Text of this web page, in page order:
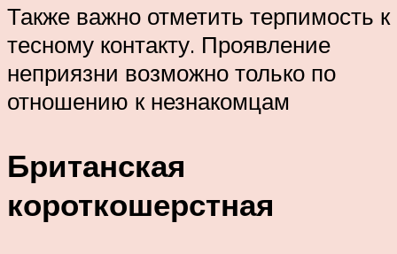
Также важно отметить терпимость к
тесному контакту. Проявление
неприязни возможно только по
отношению к незнакомцам
Британская
короткошерстная